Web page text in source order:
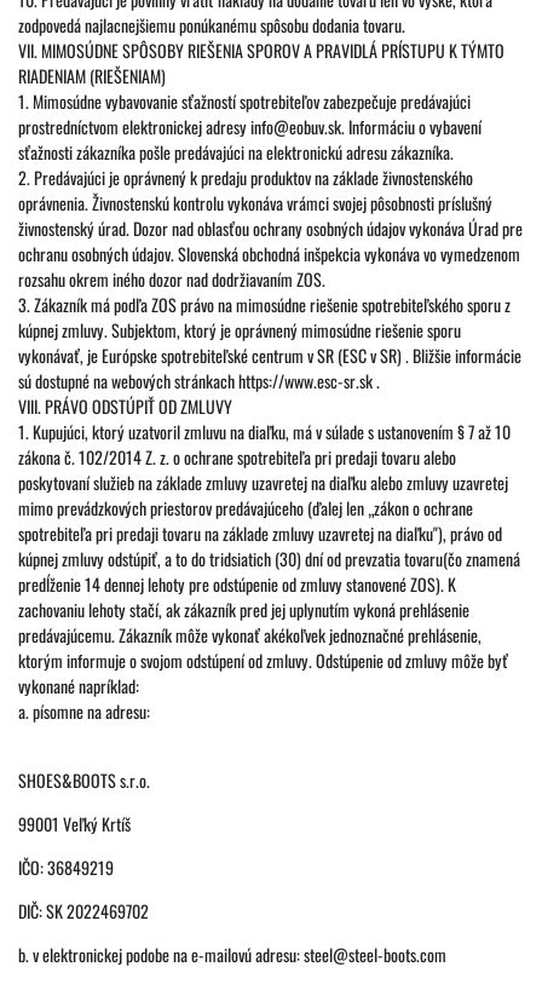
zodpovedá najlacnejšiemu ponúkanému spôsobu dodania tovaru.
VII. MIMOSÚDNE SPÔSOBY RIEŠENIA SPOROV A PRAVIDLÁ PRÍSTUPU K TÝMTO
RIADENIAM (RIEŠENIAM)
1. Mimosúdne vybavovanie sťažností spotrebiteľov zabezpečuje predávajúci
prostredníctvom elektronickej adresy info@eobuv.sk. Informáciu o vybavení
sťažnosti zákazníka pošle predávajúci na elektronickú adresu zákazníka.
2. Predávajúci je oprávnený k predaju produktov na základe živnostenského
oprávnenia. Živnostenskú kontrolu vykonáva vrámci svojej pôsobnosti príslušný
živnostenský úrad. Dozor nad oblasťou ochrany osobných údajov vykonáva Úrad pre
ochranu osobných údajov. Slovenská obchodná inšpekcia vykonáva vo vymedzenom
rozsahu okrem iného dozor nad dodržiavaním ZOS.
3. Zákazník má podľa ZOS právo na mimosúdne riešenie spotrebiteľského sporu z
kúpnej zmluvy. Subjektom, ktorý je oprávnený mimosúdne riešenie sporu
vykonávať, je Európske spotrebiteľské centrum v SR (ESC v SR) . Bližšie informácie
sú dostupné na webových stránkach https://www.esc-sr.sk .
VIII. PRÁVO ODSTÚPIŤ OD ZMLUVY
1. Kupujúci, ktorý uzatvoril zmluvu na diaľku, má v súlade s ustanovením § 7 až 10
zákona č. 102/2014 Z. z. o ochrane spotrebiteľa pri predaji tovaru alebo
poskytovaní služieb na základe zmluvy uzavretej na diaľku alebo zmluvy uzavretej
mimo prevádzkových priestorov predávajúceho (ďalej len „zákon o ochrane
spotrebiteľa pri predaji tovaru na základe zmluvy uzavretej na diaľku"), právo od
kúpnej zmluvy odstúpiť, a to do tridsiatich (30) dní od prevzatia tovaru(čo znamená
predĺženie 14 dennej lehoty pre odstúpenie od zmluvy stanovené ZOS). K
zachovaniu lehoty stačí, ak zákazník pred jej uplynutím vykoná prehlásenie
predávajúcemu. Zákazník môže vykonať akékoľvek jednoznačné prehlásenie,
ktorým informuje o svojom odstúpení od zmluvy. Odstúpenie od zmluvy môže byť
vykonané napríklad:
a. písomne na adresu:
SHOES&BOOTS s.r.o.
99001 Veľký Krtíš
IČO: 36849219
DIČ: SK 2022469702
b. v elektronickej podobe na e-mailovú adresu: steel@steel-boots.com